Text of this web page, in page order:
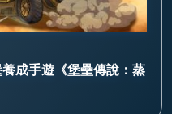
成手遊《堡壘傳說：蒸